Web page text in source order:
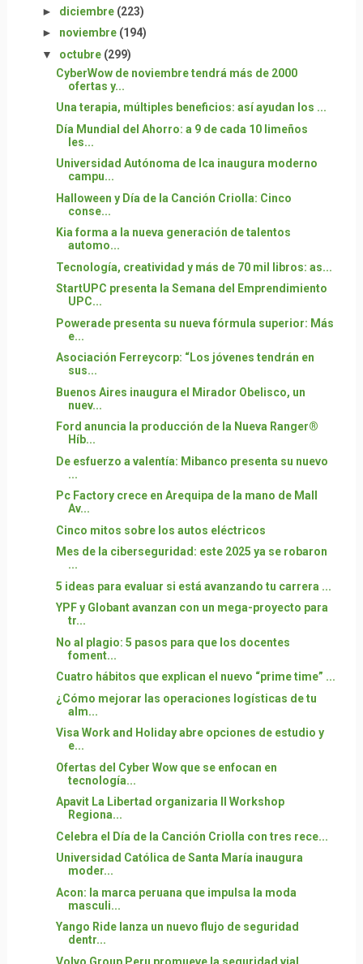
► diciembre (223)
► noviembre (194)
▼ octubre (299)
CyberWow de noviembre tendrá más de 2000
ofertas y...
Una terapia, múltiples beneficios: así ayudan los ...
Día Mundial del Ahorro: a 9 de cada 10 limeños
les...
Universidad Autónoma de Ica inaugura moderno
campu...
Halloween y Día de la Canción Criolla: Cinco
conse...
Kia forma a la nueva generación de talentos
automo...
Tecnología, creatividad y más de 70 mil libros: as...
StartUPC presenta la Semana del Emprendimiento
UPC...
Powerade presenta su nueva fórmula superior: Más
e...
Asociación Ferreycorp: “Los jóvenes tendrán en
sus...
Buenos Aires inaugura el Mirador Obelisco, un
nuev...
Ford anuncia la producción de la Nueva Ranger®
Híb...
De esfuerzo a valentía: Mibanco presenta su nuevo
...
Pc Factory crece en Arequipa de la mano de Mall
Av...
Cinco mitos sobre los autos eléctricos
Mes de la ciberseguridad: este 2025 ya se robaron
...
5 ideas para evaluar si está avanzando tu carrera ...
YPF y Globant avanzan con un mega-proyecto para
tr...
No al plagio: 5 pasos para que los docentes
foment...
Cuatro hábitos que explican el nuevo “prime time” ...
¿Cómo mejorar las operaciones logísticas de tu
alm...
Visa Work and Holiday abre opciones de estudio y
e...
Ofertas del Cyber Wow que se enfocan en
tecnología...
Apavit La Libertad organizaria II Workshop
Regiona...
Celebra el Día de la Canción Criolla con tres rece...
Universidad Católica de Santa María inaugura
moder...
Acon: la marca peruana que impulsa la moda
masculi...
Yango Ride lanza un nuevo flujo de seguridad
dentr...
Volvo Group Peru promueve la seguridad vial